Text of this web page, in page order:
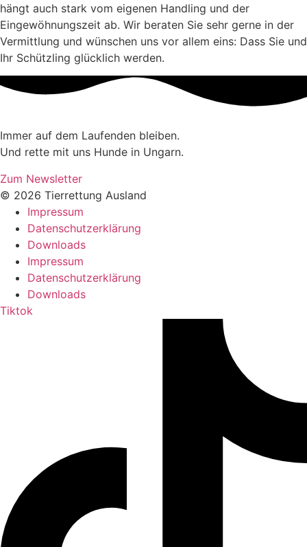
hängt auch stark vom eigenen Handling und der
Eingewöhnungszeit ab. Wir beraten Sie sehr gerne in der
Vermittlung und wünschen uns vor allem eins: Dass Sie und
Ihr Schützling glücklich werden.
Immer auf dem Laufenden bleiben.
Und rette mit uns Hunde in Ungarn.
Zum Newsletter
© 2026 Tierrettung Ausland
Impressum
Datenschutzerklärung
Downloads
Impressum
Datenschutzerklärung
Downloads
Tiktok